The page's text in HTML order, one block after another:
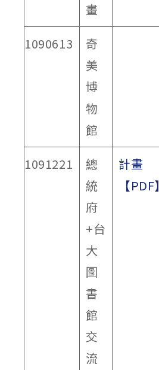
畫
1090613
奇
美
博
物
館
1091221
總
統
府
+台
大
圖
書
館
交
流
計畫
【PDF】